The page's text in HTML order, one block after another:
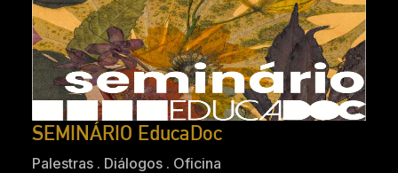
SEMINÁRIO EducaDoc
Palestras . Diálogos . Oficina